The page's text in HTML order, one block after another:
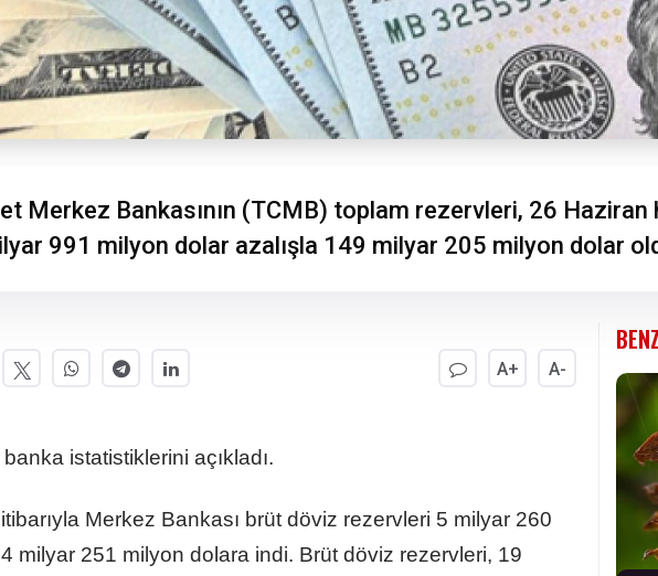
Merkez Bankasının (TCMB) toplam rezervleri, 26 Haziran
991 milyon dolar azalışla 149 milyar 205 milyon dolar
A+ A-
istatistiklerini açıkladı.
Merkez Bankası brüt döviz rezervleri 5 milyar 260
milyar 251 milyon dolara indi. Brüt döviz rezervleri, 19